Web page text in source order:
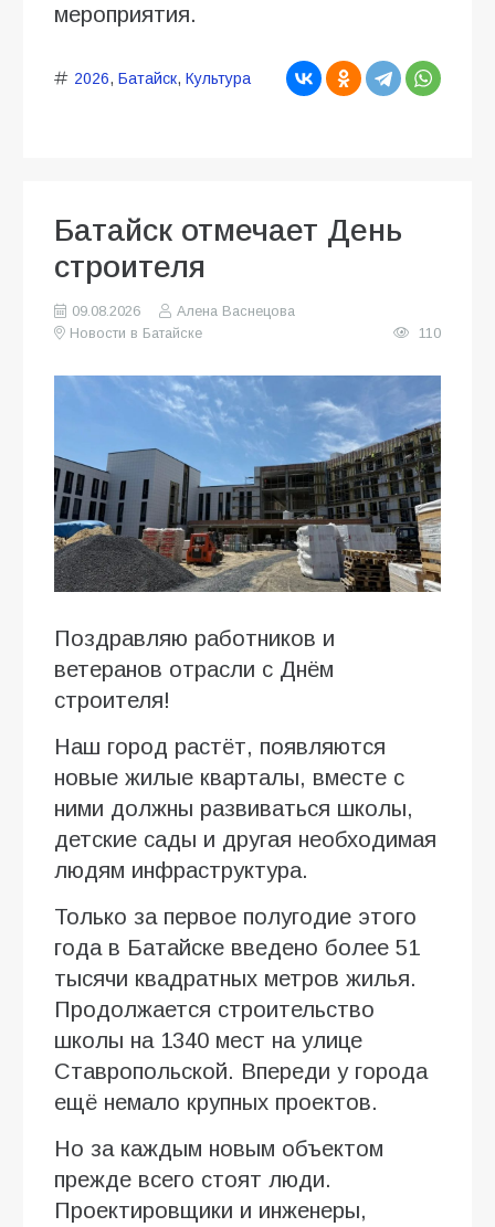
мероприятия.
2026, Батайск, Культура
Батайск отмечает День
строителя
09.08.2026
Алена Васнецова
Новости в Батайске
110
Поздравляю работников и
ветеранов отрасли с Днём
строителя!
Наш город растёт, появляются
новые жилые кварталы, вместе с
ними должны развиваться школы,
детские сады и другая необходимая
людям инфраструктура.
Только за первое полугодие этого
года в Батайске введено более 51
тысячи квадратных метров жилья.
Продолжается строительство
школы на 1340 мест на улице
Ставропольской. Впереди у города
ещё немало крупных проектов.
Но за каждым новым объектом
прежде всего стоят люди.
Проектировщики и инженеры,